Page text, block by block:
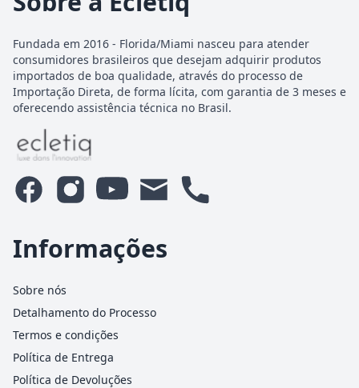
Fundada em 2016 - Florida/Miami nasceu para atender
consumidores brasileiros que desejam adquirir produtos
importados de boa qualidade, através do processo de
Importação Direta, de forma lícita, com garantia de 3 meses e
oferecendo assistência técnica no Brasil.
Informações
Sobre nós
Detalhamento do Processo
Termos e condições
Política de Entrega
Política de Devoluções